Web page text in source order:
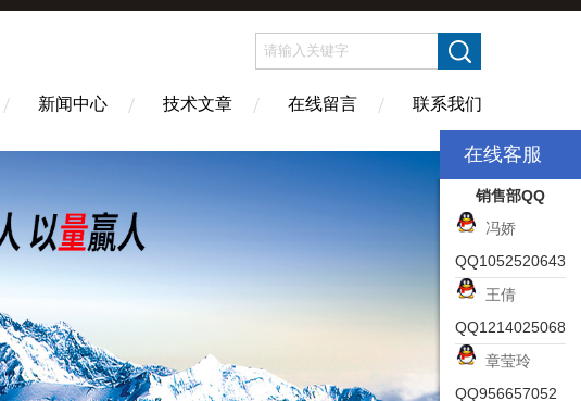
新闻中心 技术文章 在线留言 联系我们
在线客服
销售部QQ
冯娇
QQ1052520643
王倩
QQ1214025068
章莹玲
QQ956657052